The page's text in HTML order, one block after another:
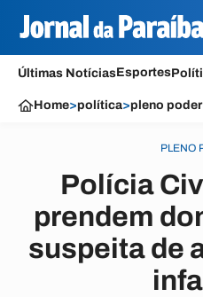
Últimas NotíciasEsportes
Home>política>pleno poder
PLENO
Polícia
prendem
suspeita de